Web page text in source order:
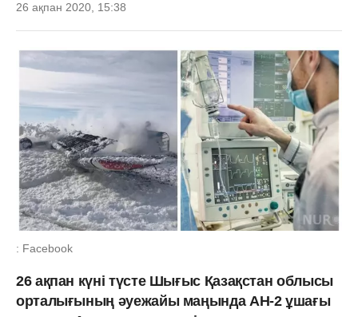
26 ақпан 2020, 15:38
: Facebook
26 ақпан күні түсте Шығыс Қазақстан облысы
орталығының әуежайы маңында АН-2 ұшағы